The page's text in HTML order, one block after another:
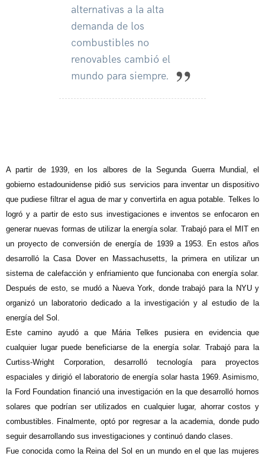
alternativas a la alta
demanda de los
combustibles no
renovables cambió el
mundo para siempre.
A partir de 1939, en los albores de la Segunda Guerra Mundial, el
gobierno estadounidense pidió sus servicios para inventar un dispositivo
que pudiese filtrar el agua de mar y convertirla en agua potable. Telkes lo
logró y a partir de esto sus investigaciones e inventos se enfocaron en
generar nuevas formas de utilizar la energía solar. Trabajó para el MIT en
un proyecto de conversión de energía de 1939 a 1953. En estos años
desarrolló la Casa Dover en Massachusetts, la primera en utilizar un
sistema de calefacción y enfriamiento que funcionaba con energía solar.
Después de esto, se mudó a Nueva York, donde trabajó para la NYU y
organizó un laboratorio dedicado a la investigación y al estudio de la
energía del Sol.
Este camino ayudó a que Mária Telkes pusiera en evidencia que
cualquier lugar puede beneficiarse de la energía solar. Trabajó para la
Curtiss-Wright Corporation, desarrolló tecnología para proyectos
espaciales y dirigió el laboratorio de energía solar hasta 1969. Asimismo,
la Ford Foundation financió una investigación en la que desarrolló hornos
solares que podrían ser utilizados en cualquier lugar, ahorrar costos y
combustibles. Finalmente, optó por regresar a la academia, donde pudo
seguir desarrollando sus investigaciones y continuó dando clases.
Fue conocida como la Reina del Sol en un mundo en el que las mujeres